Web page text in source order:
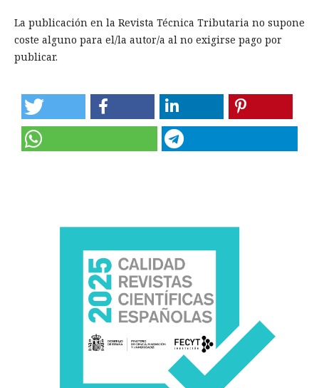
La publicación en la Revista Técnica Tributaria no supone
coste alguno para el/la autor/a al no exigirse pago por
publicar.